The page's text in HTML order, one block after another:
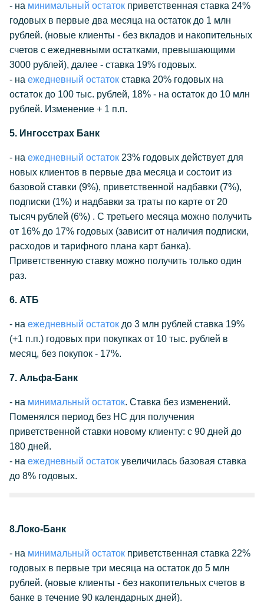
- на минимальный остаток приветственная ставка 24%
годовых в первые два месяца на остаток до 1 млн
рублей. (новые клиенты - без вкладов и накопительных
счетов с ежедневными остатками, превышающими
3000 рублей), далее - ставка 19% годовых.
- на ежедневный остаток ставка 20% годовых на
остаток до 100 тыс. рублей, 18% - на остаток до 10 млн
рублей. Изменение + 1 п.п.
5. Ингосстрах Банк
- на ежедневный остаток 23% годовых действует для
новых клиентов в первые два месяца и состоит из
базовой ставки (9%), приветственной надбавки (7%),
подписки (1%) и надбавки за траты по карте от 20
тысяч рублей (6%) . С третьего месяца можно получить
от 16% до 17% годовых (зависит от наличия подписки,
расходов и тарифного плана карт банка).
Приветственную ставку можно получить только один
раз.
6. АТБ
- на ежедневный остаток до 3 млн рублей ставка 19%
(+1 п.п.) годовых при покупках от 10 тыс. рублей в
месяц, без покупок - 17%.
7. Альфа-Банк
- на минимальный остаток. Ставка без изменений.
Поменялся период без НС для получения
приветственной ставки новому клиенту: с 90 дней до
180 дней.
- на ежедневный остаток увеличилась базовая ставка
до 8% годовых.
8.Локо-Банк
- на минимальный остаток приветственная ставка 22%
годовых в первые три месяца на остаток до 5 млн
рублей. (новые клиенты - без накопительных счетов в
банке в течение 90 календарных дней).